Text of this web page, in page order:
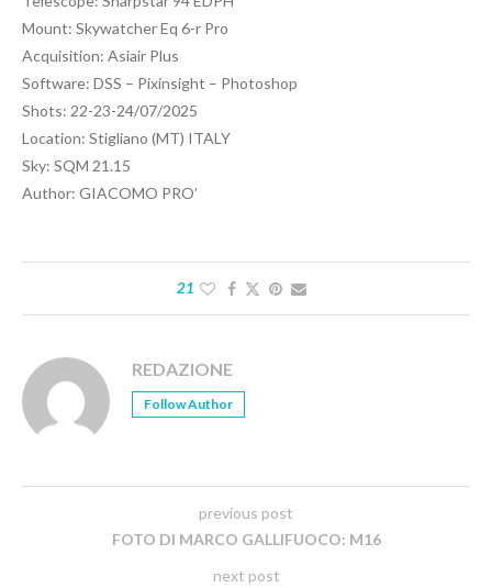
Mount: Skywatcher Eq 6-r Pro
Acquisition: Asiair Plus
Software: DSS – Pixinsight – Photoshop
Shots: 22-23-24/07/2025
Location: Stigliano (MT) ITALY
Sky: SQM 21.15
Author: GIACOMO PRO’
21
REDAZIONE
Follow Author
previous post
FOTO DI MARCO GALLIFUOCO: M16
next post